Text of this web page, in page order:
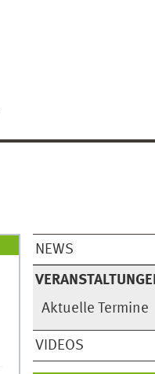
NEWS
Aktuelle Termine
VIDEOS